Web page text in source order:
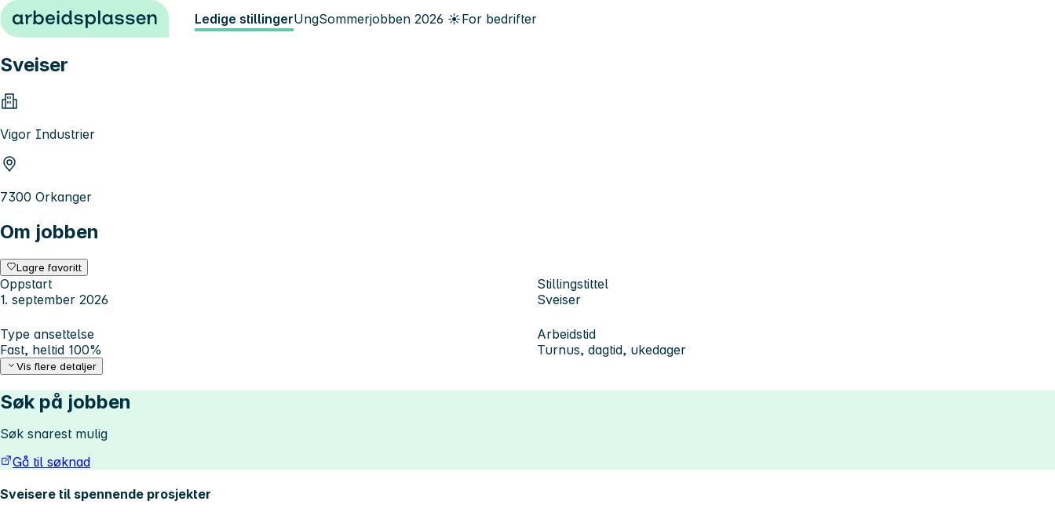
Hopp til innhold Ledige stillingerUngSommerjobben 2026 ☀️For bedrifter
Sveiser
Vigor Industrier
7300 Orkanger
Om jobben
Lagre favoritt
Oppstart
1. september 2026
Stillingstittel
Sveiser
Type ansettelse
Fast, heltid 100%
Arbeidstid
Turnus, dagtid, ukedager
Vis flere detaljer
Søk på jobben
Søk snarest mulig
Gå til søknad
Sveisere til spennende prosjekter